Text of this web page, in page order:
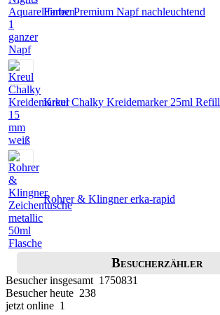
Fintec Premium Napf nachleuchtend
Kreul Chalky Kreidemarker 25ml Refill
Rohrer & Klingner erka-rapid
Besucherzähler
Besucher insgesamt 1750831
Besucher heute 238
jetzt online 1